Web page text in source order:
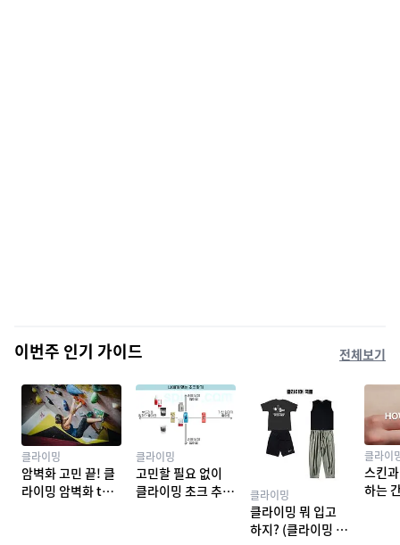
이번주 인기 가이드 전체보기
클라이밍
암벽화 고민 끝! 클
라이밍 암벽화 top
클라이밍
고민할 필요 없이
클라이밍 초크 추천
클라이밍
클라이밍 뭐 입고
하지? (클라이밍 복
클라이
스킨
하는